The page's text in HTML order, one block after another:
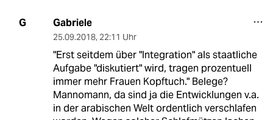
G Gabriele
25.09.2018, 22:11 Uhr
"Erst seitdem über "Integration" als staatliche
Aufgabe "diskutiert" wird, tragen prozentuell
immer mehr Frauen Kopftuch." Belege?
Mannomann, da sind ja die Entwicklungen v.a.
in der arabischen Welt ordentlich verschlafen